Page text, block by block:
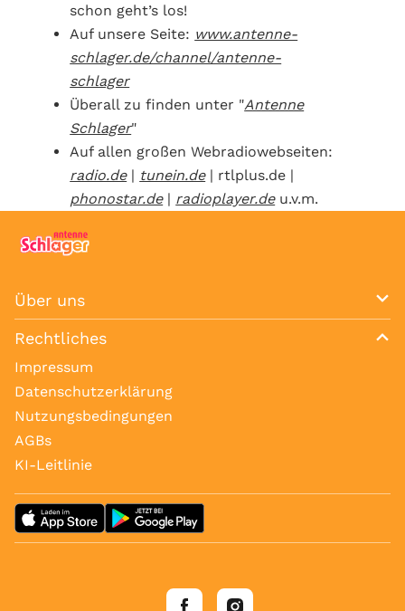
schon geht’s los!
Auf unsere Seite: www.antenne-
schlager.de/channel/antenne-
schlager
Überall zu finden unter "Antenne
Schlager"
Auf allen großen Webradiowebseiten:
radio.de| tunein.de| rtlplus.de |
phonostar.de| radioplayer.deu.v.m.
Über uns
Rechtliches
Impressum
Datenschutzerklärung
Nutzungsbedingungen
AGBs
KI-Leitlinie